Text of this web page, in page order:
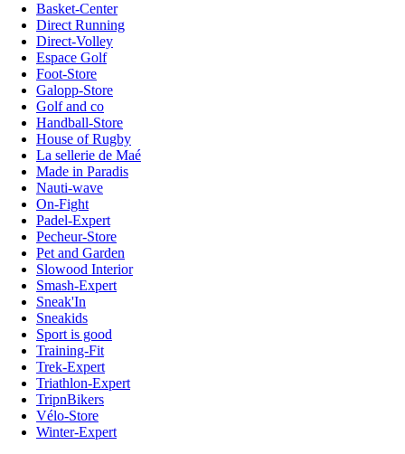
Basket-Center
Direct Running
Direct-Volley
Espace Golf
Foot-Store
Galopp-Store
Golf and co
Handball-Store
House of Rugby
La sellerie de Maé
Made in Paradis
Nauti-wave
On-Fight
Padel-Expert
Pecheur-Store
Pet and Garden
Slowood Interior
Smash-Expert
Sneak'In
Sneakids
Sport is good
Training-Fit
Trek-Expert
Triathlon-Expert
TripnBikers
Vélo-Store
Winter-Expert